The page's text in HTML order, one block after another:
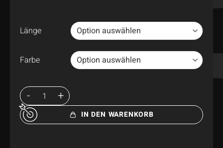
Länge
Farbe
IN DEN WARENKORB